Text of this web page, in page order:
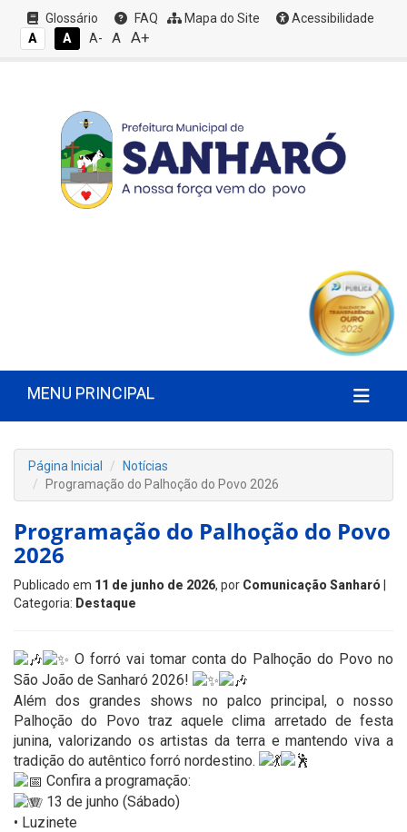
Glossário FAQ Mapa do Site
Acessibilidade
A
A A- A A+
MENU PRINCIPAL
Página Inicial
Notícias
Programação do Palhoção do Povo 2026
Programação do Palhoção do Povo
2026
Publicado em 11 de junho de 2026, por Comunicação Sanharó
Categoria: Destaque
O forró vai tomar conta do Palhoção do Povo no
São João de Sanharó 2026!
Além dos grandes shows no palco principal, o nosso
Palhoção do Povo traz aquele clima arretado de festa
junina, valorizando os artistas da terra e mantendo viva a
tradição do autêntico forró nordestino.
Confira a programação:
13 de junho (Sábado)
• Luzinete